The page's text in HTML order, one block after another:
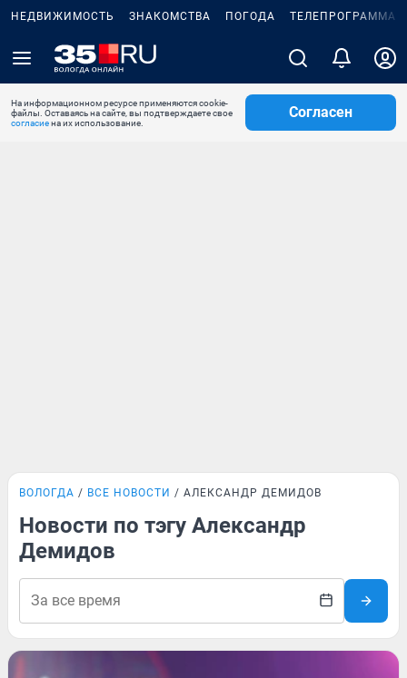
НЕДВИЖИМОСТЬ ЗНАКОМСТВА ПОГОДА ТЕЛЕПРОГРАММА
На информационном ресурсе применяются cookie-
файлы. Оставаясь на сайте, вы подтверждаете свое
согласиена их использование.
Согласен
ВОЛОГДА ВСЕ НОВОСТИ АЛЕКСАНДР ДЕМИДОВ
Новости по тэгу Александр
Демидов